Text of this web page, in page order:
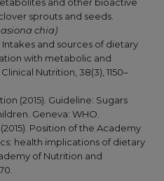
and other bioactive
sprouts and seeds.
chia)
Intakes and sources of dietary
with metabolic and
Nutrition, 38(3), 1150–
(2015). Guideline: Sugars
Geneva: WHO.
Position of the Academy
health implications of dietary
of Nutrition and